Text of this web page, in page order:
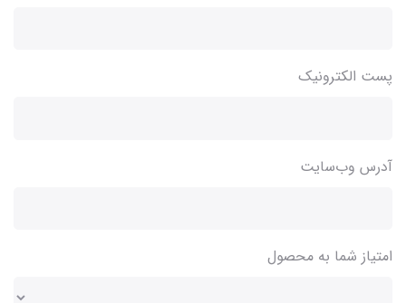
پست الکترونیک
آدرس وب‌سایت
امتیاز شما به محصول